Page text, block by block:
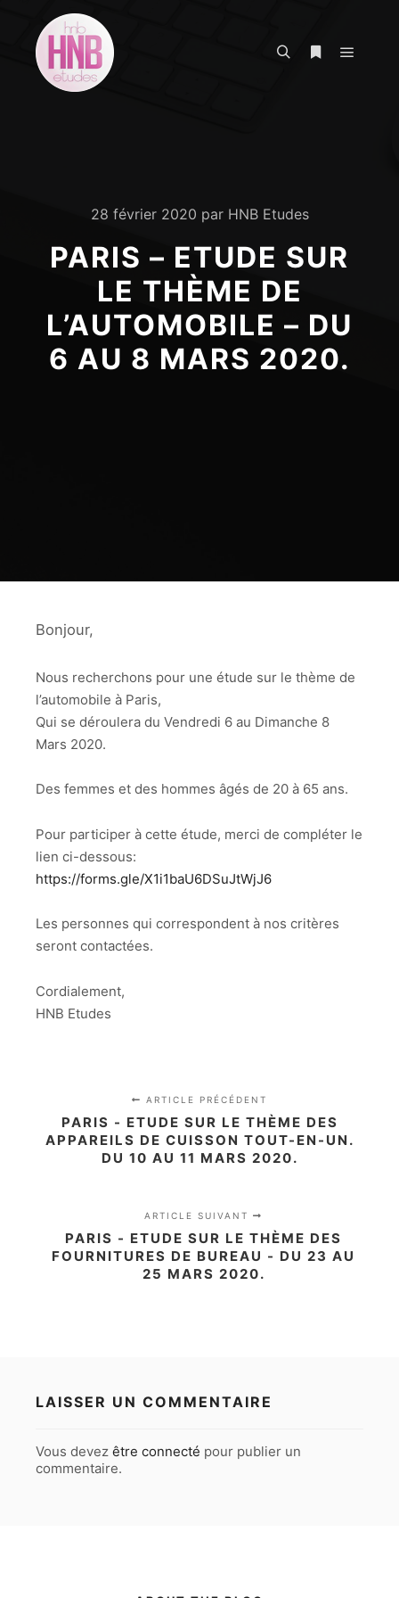
28 février 2020 par HNB Etudes
PARIS – ETUDE SUR
LE THÈME DE
L’AUTOMOBILE – DU
6 AU 8 MARS 2020.
Bonjour,
Nous recherchons pour une étude sur le thème de
l’automobile à Paris,
Qui se déroulera du Vendredi 6 au Dimanche 8
Mars 2020.
Des femmes et des hommes âgés de 20 à 65 ans.
Pour participer à cette étude, merci de compléter le
lien ci-dessous:
https://forms.gle/X1i1baU6DSuJtWjJ6
Les personnes qui correspondent à nos critères
seront contactées.
Cordialement,
HNB Etudes
ARTICLE PRÉCÉDENT
PARIS - ETUDE SUR LE THÈME DES
APPAREILS DE CUISSON TOUT-EN-UN.
DU 10 AU 11 MARS 2020.
ARTICLE SUIVANT
PARIS - ETUDE SUR LE THÈME DES
FOURNITURES DE BUREAU - DU 23 AU
25 MARS 2020.
LAISSER UN COMMENTAIRE
Vous devez être connecté pour publier un
commentaire.